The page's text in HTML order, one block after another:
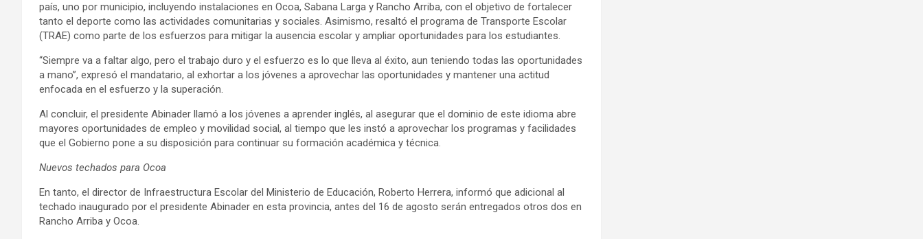
país, uno por municipio, incluyendo instalaciones en Ocoa, Sabana Larga y Rancho Arriba, con el objetivo de fortalecer
tanto el deporte como las actividades comunitarias y sociales. Asimismo, resaltó el programa de Transporte Escolar
(TRAE) como parte de los esfuerzos para mitigar la ausencia escolar y ampliar oportunidades para los estudiantes.
“Siempre va a faltar algo, pero el trabajo duro y el esfuerzo es lo que lleva al éxito, aun teniendo todas las oportunidades
a mano”, expresó el mandatario, al exhortar a los jóvenes a aprovechar las oportunidades y mantener una actitud
enfocada en el esfuerzo y la superación.
Al concluir, el presidente Abinader llamó a los jóvenes a aprender inglés, al asegurar que el dominio de este idioma abre
mayores oportunidades de empleo y movilidad social, al tiempo que les instó a aprovechar los programas y facilidades
que el Gobierno pone a su disposición para continuar su formación académica y técnica.
Nuevos techados para Ocoa
En tanto, el director de Infraestructura Escolar del Ministerio de Educación, Roberto Herrera, informó que adicional al
techado inaugurado por el presidente Abinader en esta provincia, antes del 16 de agosto serán entregados otros dos en
Rancho Arriba y Ocoa.